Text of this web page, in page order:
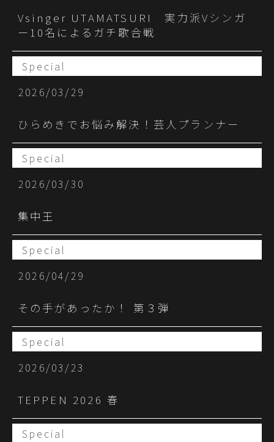
Vsinger UTAMATSURI 実力派Vシンガ
ー10名によるガチ歌合戦
Special
2026/03/29
ひらめきでお悩み解決！芸人プランナー
Special
2026/03/30
集中王
Special
2026/04/29
その手があったか！ 第３弾
Special
2026/03/23
TEPPEN 2026 春
Special